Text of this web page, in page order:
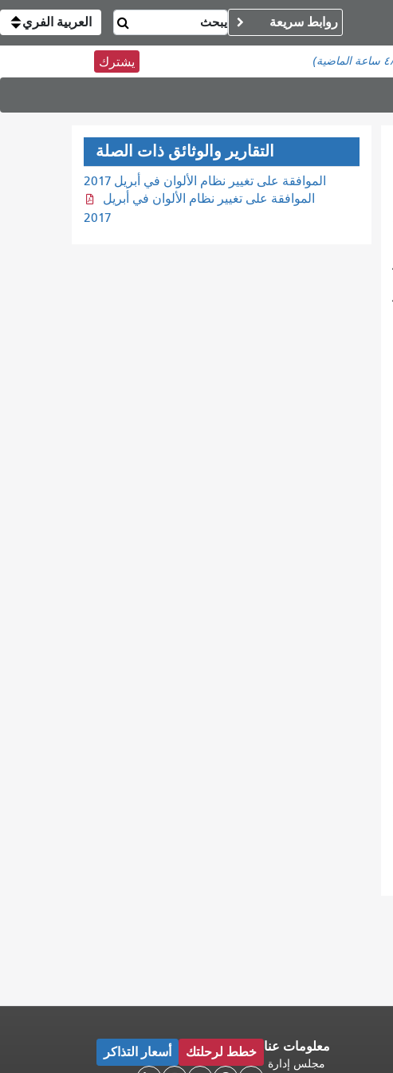
روابط سريعة العربية الفري
يشترك
التقارير والوثائق ذات الصلة
الموافقة على تغيير نظام الألوان في أبريل 2017
الموافقة على تغيير نظام الألوان في أبريل
2017
معلومات عنا
مجلس إدارة
خطط لرحلتك أسعار التذاكر